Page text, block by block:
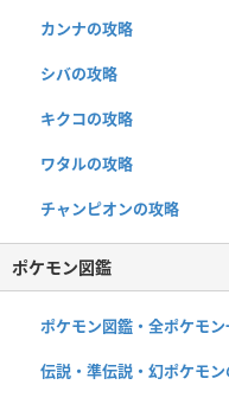
カンナの攻略
シバの攻略
キクコの攻略
ワタルの攻略
チャンピオンの攻略
ポケモン図鑑
ポケモン図鑑・全ポケモ
伝説・準伝説・幻ポケモ